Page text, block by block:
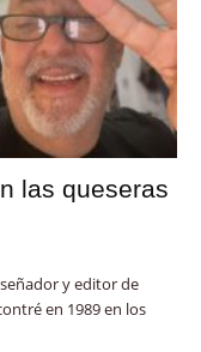
las queseras
y editor de
en 1989 en los